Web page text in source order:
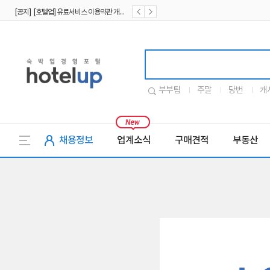
부부팀 주말 당번 캐
채용정보 업계소식 구매견적 부동산